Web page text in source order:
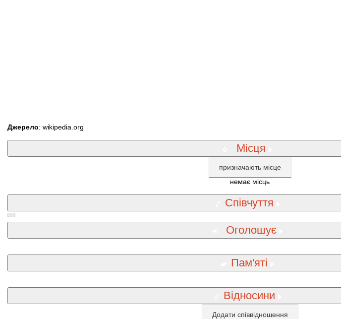
Джерело: wikipedia.org
Місця
призначають місце
немає місць
Співчуття
Оголошує
Пам'яті
Відносини
Додати співвідношення